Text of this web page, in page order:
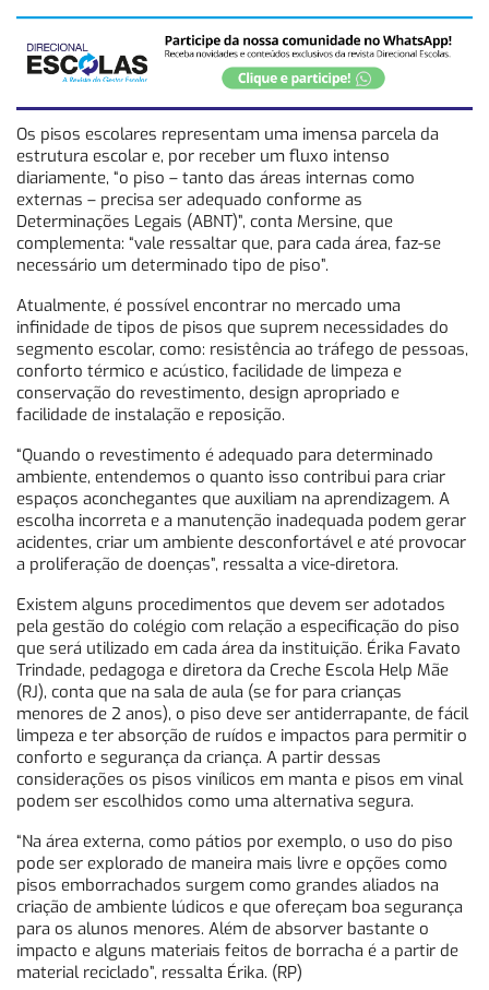
Os pisos escolares representam uma imensa parcela da
estrutura escolar e, por receber um fluxo intenso
diariamente, “o piso – tanto das áreas internas como
externas – precisa ser adequado conforme as
Determinações Legais (ABNT)”, conta Mersine, que
complementa: “vale ressaltar que, para cada área, faz-se
necessário um determinado tipo de piso”.
Atualmente, é possível encontrar no mercado uma
infinidade de tipos de pisos que suprem necessidades do
segmento escolar, como: resistência ao tráfego de pessoas,
conforto térmico e acústico, facilidade de limpeza e
conservação do revestimento, design apropriado e
facilidade de instalação e reposição.
“Quando o revestimento é adequado para determinado
ambiente, entendemos o quanto isso contribui para criar
espaços aconchegantes que auxiliam na aprendizagem. A
escolha incorreta e a manutenção inadequada podem gerar
acidentes, criar um ambiente desconfortável e até provocar
a proliferação de doenças”, ressalta a vice-diretora.
Existem alguns procedimentos que devem ser adotados
pela gestão do colégio com relação a especificação do piso
que será utilizado em cada área da instituição. Érika Favato
Trindade, pedagoga e diretora da Creche Escola Help Mãe
(RJ), conta que na sala de aula (se for para crianças
menores de 2 anos), o piso deve ser antiderrapante, de fácil
limpeza e ter absorção de ruídos e impactos para permitir o
conforto e segurança da criança. A partir dessas
considerações os pisos vinílicos em manta e pisos em vinal
podem ser escolhidos como uma alternativa segura.
“Na área externa, como pátios por exemplo, o uso do piso
pode ser explorado de maneira mais livre e opções como
pisos emborrachados surgem como grandes aliados na
criação de ambiente lúdicos e que ofereçam boa segurança
para os alunos menores. Além de absorver bastante o
impacto e alguns materiais feitos de borracha é a partir de
material reciclado”, ressalta Érika. (RP)